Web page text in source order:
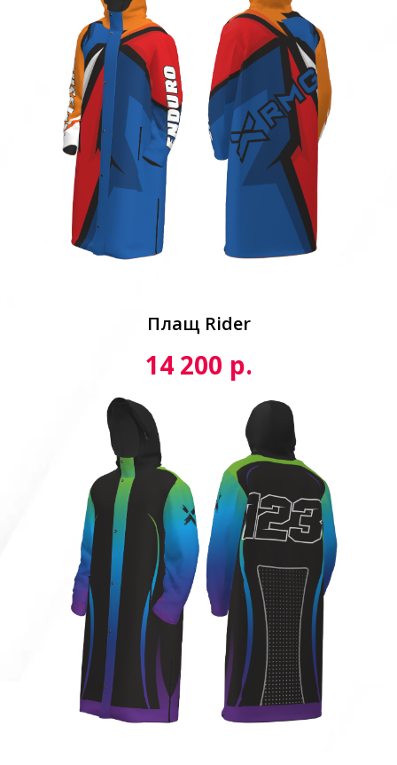
Плащ Rider
14 200 р.